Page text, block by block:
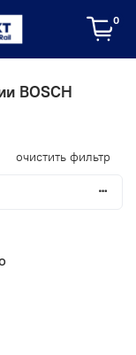
0
BOSCH
очистить фильтр